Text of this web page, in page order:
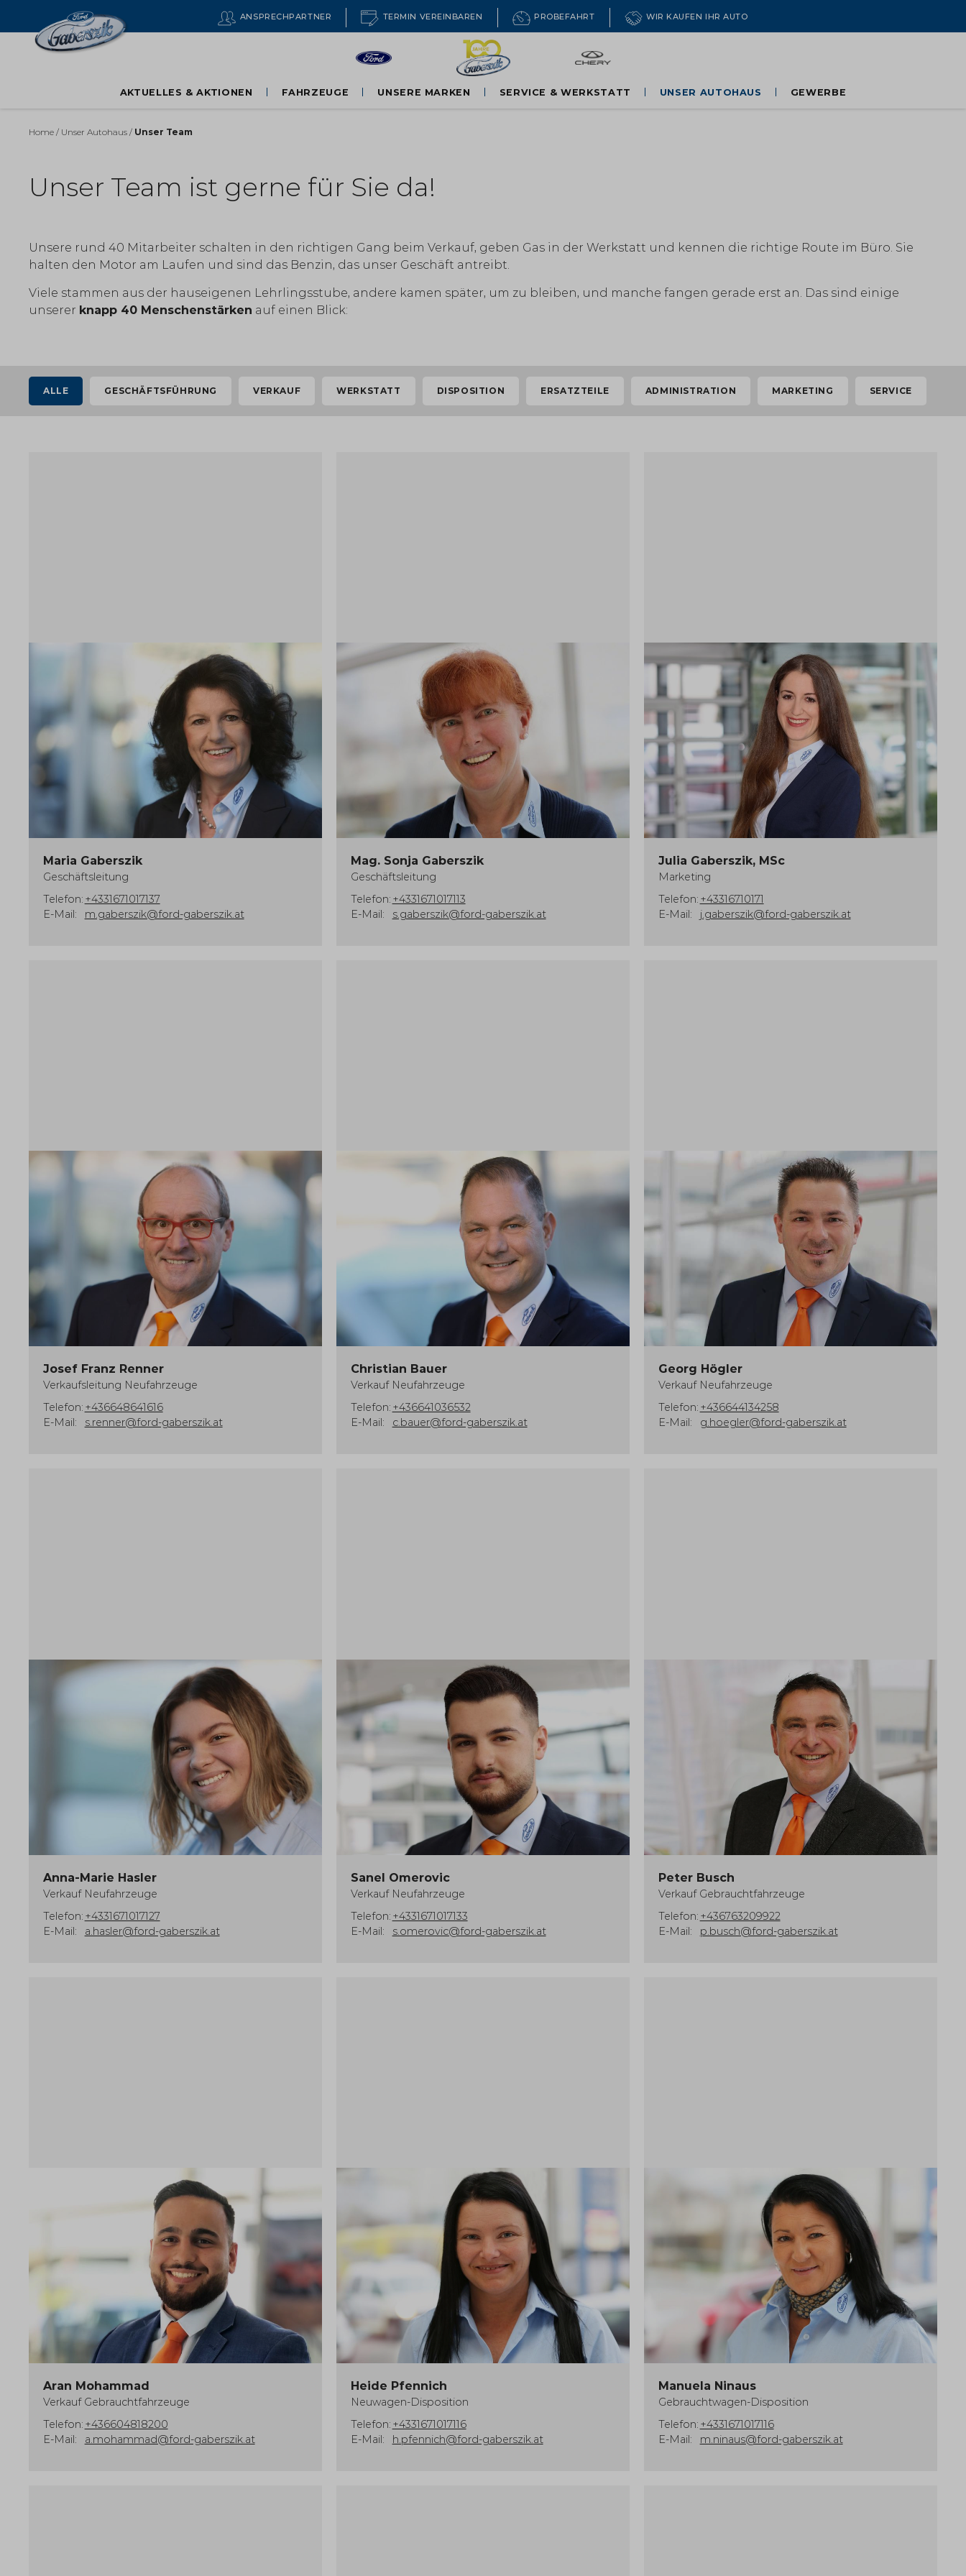
ANSPRECH­PARTNER TERMIN VEREINBAREN PROBEFAHRT WIR KAUFEN IHR AUTO
AKTUELLES & AKTIONEN FAHRZEUGE UNSERE MARKEN SERVICE & WERKSTATT UNSER AUTOHAUS GEWERBE
Home / Unser Autohaus / Unser Team
Unser Team ist gerne für Sie da!
Unsere rund 40 Mitarbeiter schalten in den richtigen Gang beim Verkauf, geben Gas in der Werkstatt und kennen die richtige Route im Büro. Sie
halten den Motor am Laufen und sind das Benzin, das unser Geschäft antreibt.
Viele stammen aus der hauseigenen Lehrlingsstube, andere kamen später, um zu bleiben, und manche fangen gerade erst an. Das sind einige
unserer knapp 40 Menschenstärken auf einen Blick:
ALLE GESCHÄFTSFÜHRUNG VERKAUF WERKSTATT DISPOSITION ERSATZTEILE ADMINISTRATION MARKETING SERVICE
Maria Gaberszik
Geschäftsleitung
Telefon: +4331671017137
E-Mail:
m.gaberszik@ford-gaberszik.at
Mag. Sonja Gaberszik
Geschäftsleitung
Telefon: +4331671017113
E-Mail:
s.gaberszik@ford-gaberszik.at
Julia Gaberszik, MSc
Marketing
Telefon: +43316710171
E-Mail:
j.gaberszik@ford-gaberszik.at
Josef Franz Renner
Verkaufsleitung Neufahrzeuge
Telefon: +436648641616
E-Mail:
s.renner@ford-gaberszik.at
Christian Bauer
Verkauf Neufahrzeuge
Telefon: +436641036532
E-Mail:
c.bauer@ford-gaberszik.at
Georg Högler
Verkauf Neufahrzeuge
Telefon: +436644134258
E-Mail:
g.hoegler@ford-gaberszik.at
Anna-Marie Hasler
Verkauf Neufahrzeuge
Telefon: +4331671017127
E-Mail:
a.hasler@ford-gaberszik.at
Sanel Omerovic
Verkauf Neufahrzeuge
Telefon: +4331671017133
E-Mail:
s.omerovic@ford-gaberszik.at
Peter Busch
Verkauf Gebrauchtfahrzeuge
Telefon: +436763209922
E-Mail:
p.busch@ford-gaberszik.at
Aran Mohammad
Verkauf Gebrauchtfahrzeuge
Telefon: +436604818200
E-Mail:
a.mohammad@ford-gaberszik.at
Heide Pfennich
Neuwagen-Disposition
Telefon: +4331671017116
E-Mail:
h.pfennich@ford-gaberszik.at
Manuela Ninaus
Gebrauchtwagen-Disposition
Telefon: +4331671017116
E-Mail:
m.ninaus@ford-gaberszik.at